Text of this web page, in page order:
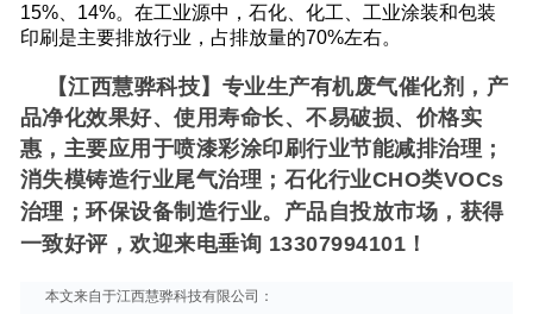
15%、14%。在工业源中，石化、化工、工业涂装和包装
印刷是主要排放行业，占排放量的70%左右。
【江西慧骅科技】专业生产有机废气催化剂，产
品净化效果好、使用寿命长、不易破损、价格实
惠，主要应用于喷漆彩涂印刷行业节能减排治理；
消失模铸造行业尾气治理；石化行业CHO类VOCs
治理；环保设备制造行业。 产品自投放市场，获得
一致好评，欢迎来电垂询 13307994101！
本文来自于江西慧骅科技有限公司：